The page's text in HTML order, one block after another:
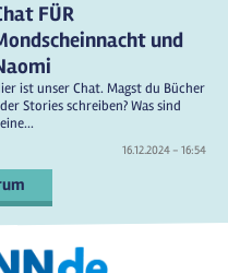
FÜR
und
ist unser Chat. Magst du Bücher
Stories schreiben? Was sind
16.12.2024 - 16:54